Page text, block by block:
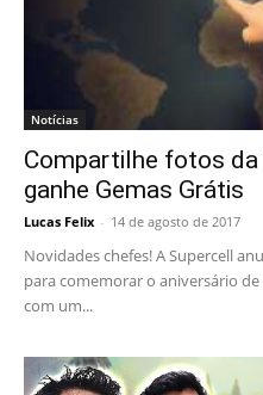
Notícias
Compartilhe fotos
ganhe Gemas Grátis
Lucas Felix - 14 de agosto de 2017
Novidades chefes! A Supercell
para comemorar o aniversário de
com um...